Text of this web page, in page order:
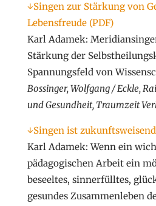
↓Singen zur Stärkung von
Lebensfreude (PDF)
Karl Adamek:
Stärkung der
Spannungsfeld von
Bossinger, Wolfgang / Eckle,
und Gesundheit, Traumzeit
↓Singen ist zukunftsweisend
Karl Adamek: Wenn ein
pädagogischen Arbeit ein
beseeltes, sinnerfülltes,
gesundes Zusammenleben